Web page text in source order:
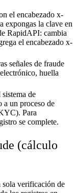
el encabezado x-
expongas la clave en
RapidAPI: cambia
el encabezado x-
señales de fraude
huella
de
un proceso de
Para
se complete.
(cálculo
verificación de